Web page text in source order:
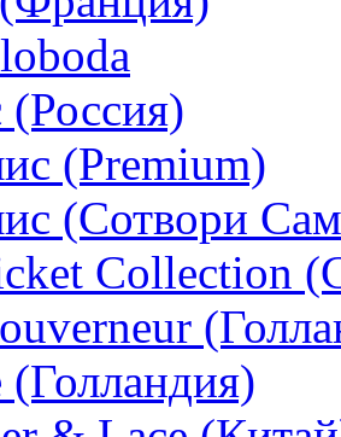
(Россия)
(Premium)
(Сотвори
Collection
(Голландия)